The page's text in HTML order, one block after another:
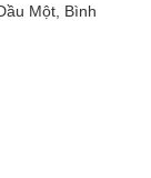
Một, Bình